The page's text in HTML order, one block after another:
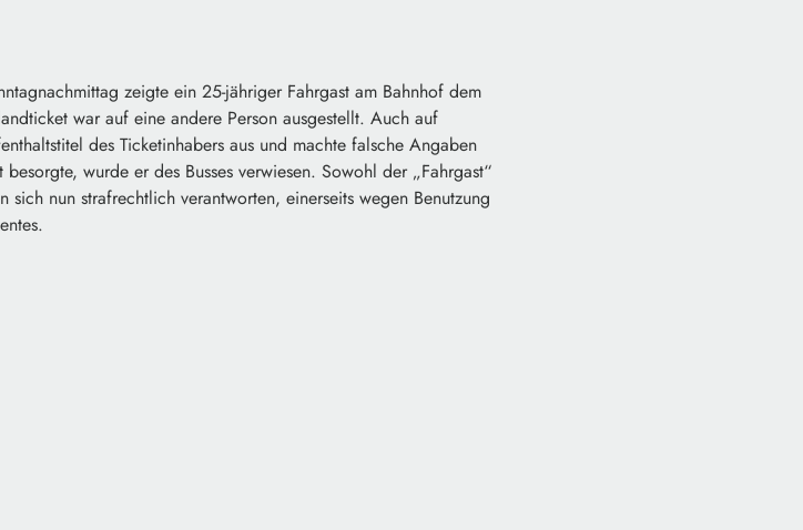
zeigte ein 25-jähriger Fahrgast am Bahnhof dem
war auf eine andere Person ausgestellt. Auch auf
des Ticketinhabers aus und machte falsche Angaben
wurde er des Busses verwiesen. Sowohl der „Fahrgast“
sich nun strafrechtlich verantworten, einerseits wegen Benutzung